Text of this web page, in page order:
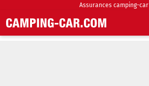
Assurances camping-car